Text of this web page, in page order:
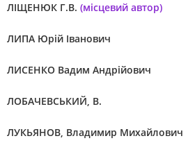
ЛІЩЕНЮК Г.В. (місцевий автор)
ЛИПА Юрій Іванович
ЛИСЕНКО Вадим Андрійович
ЛОБАЧЕВСЬКИЙ, В.
ЛУКЬЯНОВ, Владимир Михайлович